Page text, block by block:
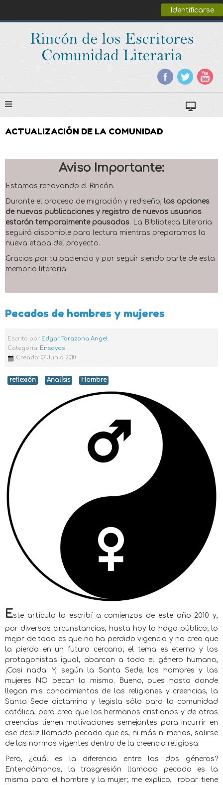
Identificarse
ACTUALIZACIÓN DE LA COMUNIDAD
Aviso Importante:
Estamos renovando el Rincón.
Durante el proceso de migración y rediseño, las opciones
de nuevas publicaciones y registro de nuevos usuarios
estarán temporalmente pausadas. La Biblioteca Literaria
seguirá disponible para lectura mientras preparamos la
nueva etapa del proyecto.
Gracias por tu paciencia y por seguir siendo parte de esta
memoria literaria.
Pecados de hombres y mujeres
Escrito por Edgar Tarazona Angel
Categoría: Ensayos
Creado: 07 Junio 2010
reflexión Analísis Hombre
Este artículo lo escribí a comienzos de este año 2010 y,
por diversas circunstancias, hasta hoy lo hago público; lo
mejor de todo es que no ha perdido vigencia y no creo que
la pierda en un futuro cercano; el tema es eterno y los
protagonistas igual, abarcan a todo el género humano,
¡Casi nada! Y, según la Santa Sede, los hombres y las
mujeres NO pecan lo mismo. Bueno, pues hasta donde
llegan mis conocimientos de las religiones y creencias, la
Santa Sede dictamina y legisla sólo para la comunidad
católica, pero creo que los hermanos cristianos y de otras
creencias tienen motivaciones semejantes para incurrir en
ese desliz llamado pecado que es, ni más ni menos, salirse
de las normas vigentes dentro de la creencia religiosa.
Pero, ¿cuál es la diferencia entre los dos géneros?
Entendámonos, la trasgresión llamada pecado es la
misma para el hombre y la mujer; me explico,
robar tiene